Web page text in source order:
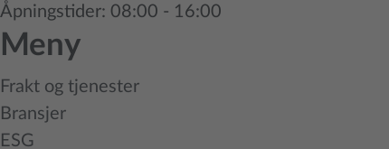
Åpningstider: 08:00 - 16:00
Meny
Frakt og tjenester
Bransjer
ESG